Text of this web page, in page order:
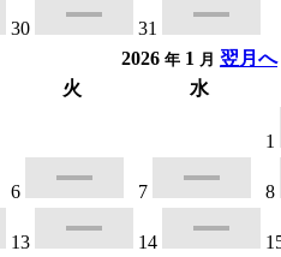
30
31
2026 年 1 月 翌月へ
火 水
1
6 7 8
13 14